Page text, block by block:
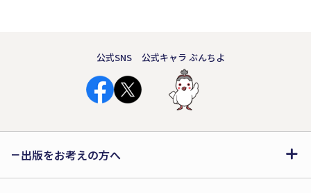
公式SNS 公式キャラ ぶんちよ
出版をお考えの方へ